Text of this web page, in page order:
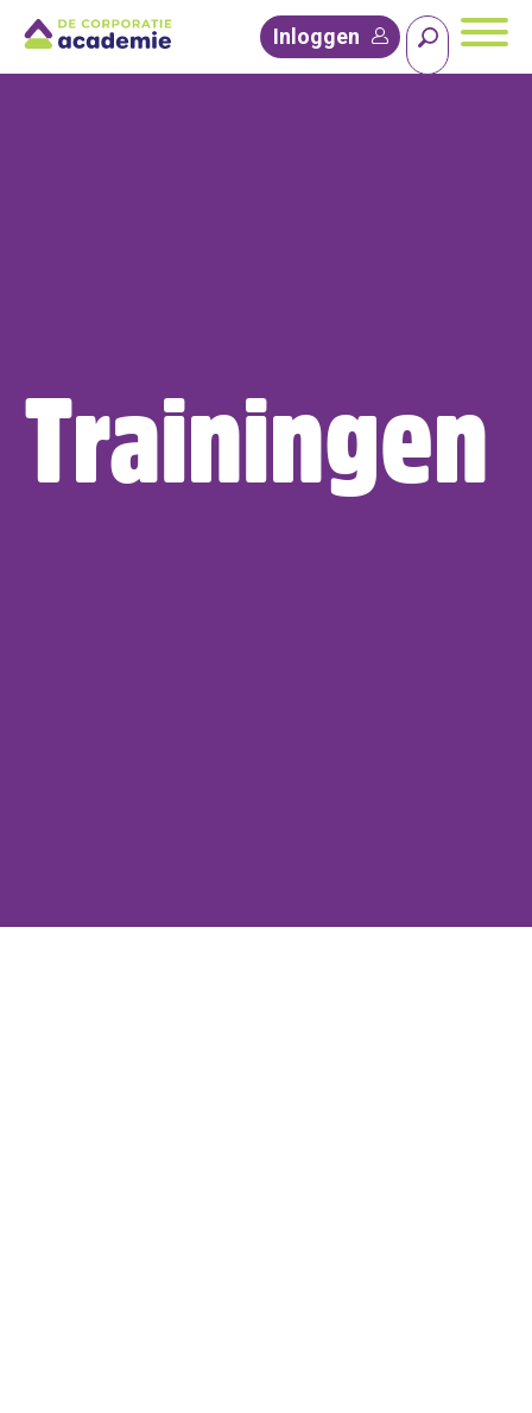
Inloggen
Trainingen